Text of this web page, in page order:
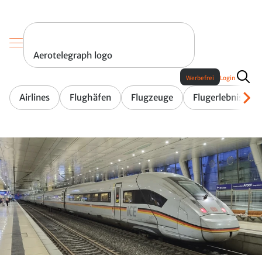
Aerotelegraph logo
Airlines Flughäfen Flugzeuge Flugerlebnis
Werbefrei Login